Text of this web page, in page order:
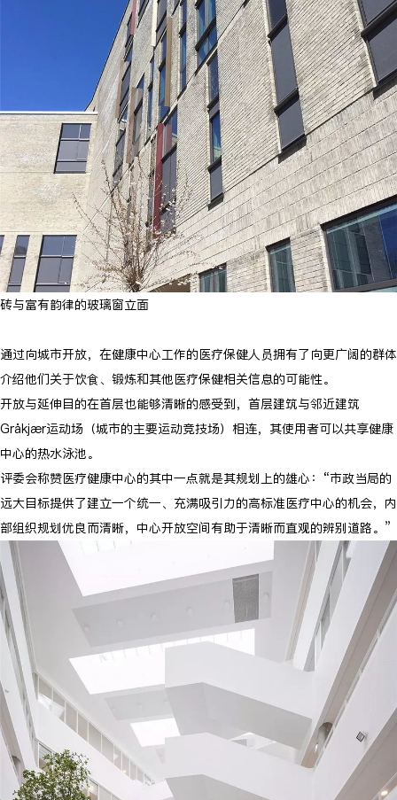
砖与富有韵律的玻璃窗立面
通过向城市开放，在健康中心工作的医疗保健人员拥有了向更广阔的群体
介绍他们关于饮食、锻炼和其他医疗保健相关信息的可能性。
开放与延伸目的在首层也能够清晰的感受到，首层建筑与邻近建筑
Gråkjær运动场（城市的主要运动竞技场）相连，其使用者可以共享健康
中心的热水泳池。
评委会称赞医疗健康中心的其中一点就是其规划上的雄心：“市政当局的
远大目标提供了建立一个统一、充满吸引力的高标准医疗中心的机会， 内
部组织规划优良而清晰，中心开放空间有助于清晰而直观的辨别道路。”